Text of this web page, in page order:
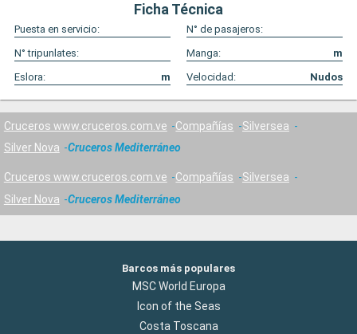
Ficha Técnica
Puesta en servicio:
N° de pasajeros:
N° tripunlates:
Manga:
m
Eslora:
m Velocidad: Nudos
Cruceros www.cruceros.com.ve Compañías
Silversea
Silver Nova
Cruceros Mediterráneo
Cruceros www.cruceros.com.ve Compañías
Silversea
Silver Nova
Cruceros Mediterráneo
Barcos más populares
MSC World Europa
Icon of the Seas
Costa Toscana